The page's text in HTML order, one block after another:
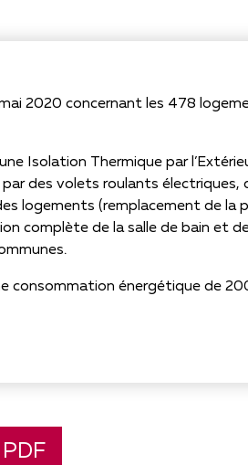
2020 concernant les 478
Isolation Thermique par
des volets roulants électriques,
logements (remplacement de la
complète de la salle de bain et
consommation énergétique de